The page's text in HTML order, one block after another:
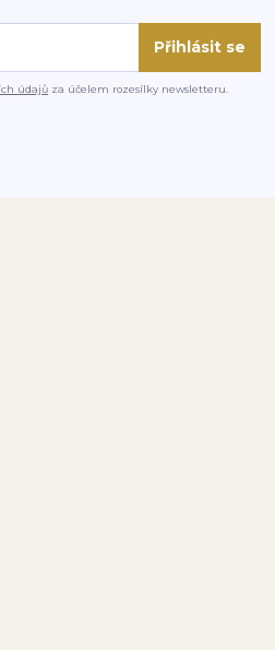
Přihlásit se
údajů za účelem rozesílky newsletteru.